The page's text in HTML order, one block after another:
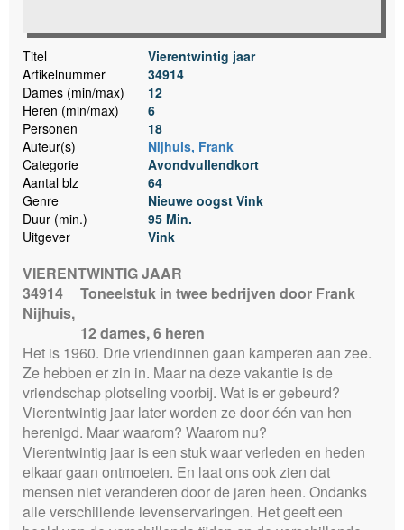
Titel
Vierentwintig jaar
Artikelnummer
34914
Dames (min/max)
12
Heren (min/max)
6
Personen
18
Auteur(s)
Nijhuis, Frank
Categorie
Avondvullendkort
Aantal blz
64
Genre
Nieuwe oogst Vink
Duur (min.)
95 Min.
Uitgever
Vink
VIERENTWINTIG JAAR
34914
Toneelstuk in twee bedrijven door Frank
Nijhuis,
12 dames, 6 heren
Het is 1960. Drie vriendinnen gaan kamperen aan zee.
Ze hebben er zin in. Maar na deze vakantie is de
vriendschap plotseling voorbij. Wat is er gebeurd?
Vierentwintig jaar later worden ze door één van hen
herenigd. Maar waarom? Waarom nu?
Vierentwintig jaar is een stuk waar verleden en heden
elkaar gaan ontmoeten. En laat ons ook zien dat
mensen niet veranderen door de jaren heen. Ondanks
alle verschillende levenservaringen. Het geeft een